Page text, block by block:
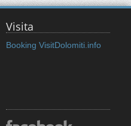
Visita
Booking VisitDolomiti.info